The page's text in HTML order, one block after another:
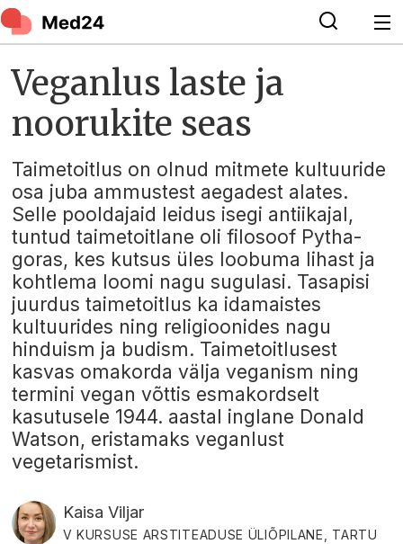
Veganlus laste ja
noorukite seas
Taimetoitlus on olnud mitmete kultuuride
osa juba ammustest aegadest alates.
Selle pooldajaid leidus isegi antiikajal,
tuntud taimetoitlane oli filosoof Pytha-
goras, kes kutsus üles loobuma lihast ja
kohtlema loomi nagu sugulasi. Tasapisi
juurdus taimetoitlus ka idamaistes
kultuurides ning religioonides nagu
hinduism ja budism. Taimetoitlusest
kasvas omakorda välja veganism ning
termini vegan võttis esmakordselt
kasutusele 1944. aastal inglane Donald
Watson, eristamaks veganlust
vegetarismist.
Kaisa Viljar
V KURSUSE ARSTITEADUSE ÜLIÕPILANE, TARTU